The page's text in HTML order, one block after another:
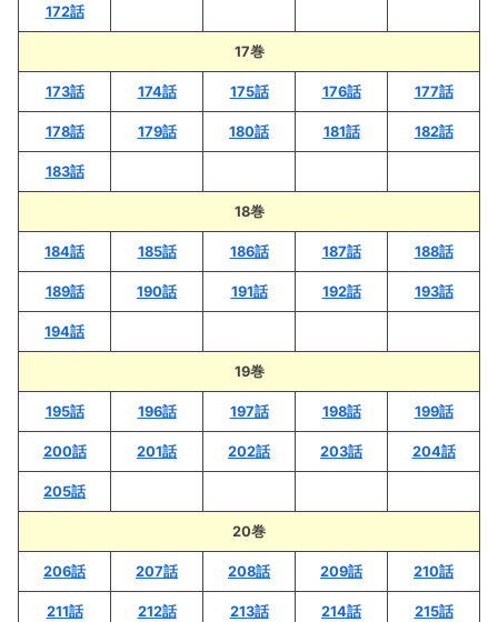
172話
17巻
173話 174話 175話 176話 177話
178話 179話 180話 181話 182話
183話
18巻
184話 185話 186話 187話 188話
189話 190話 191話 192話 193話
194話
19巻
195話 196話 197話 198話 199話
200話 201話 202話 203話 204話
205話
20巻
206話 207話 208話 209話 210話
211話 212話 213話 214話 215話